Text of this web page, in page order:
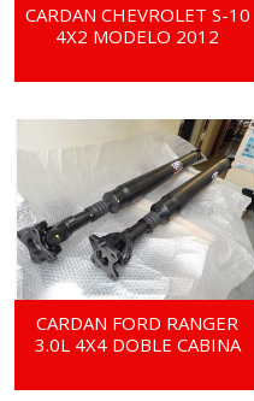
CARDAN CHEVROLET S-10
4X2 MODELO 2012
CARDAN FORD RANGER
3.0L 4X4 DOBLE CABINA